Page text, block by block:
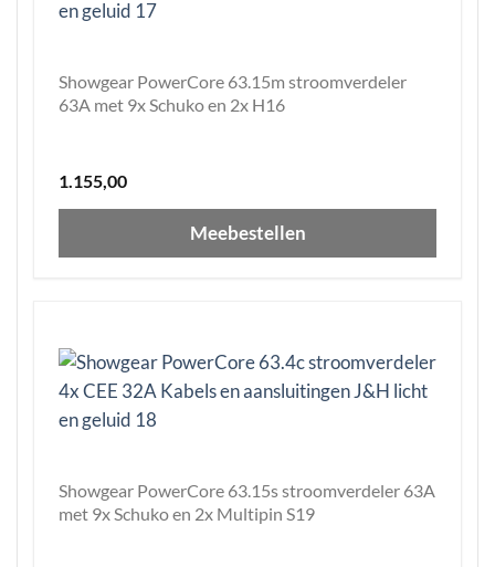
Showgear PowerCore 63.15m stroomverdeler
63A met 9x Schuko en 2x H16
1.155,00
Meebestellen
Showgear PowerCore 63.15s stroomverdeler 63A
met 9x Schuko en 2x Multipin S19